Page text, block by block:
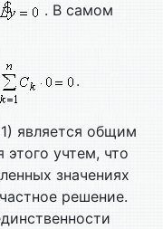
. В самом
.
является общим
учтем, что
значениях
решение.